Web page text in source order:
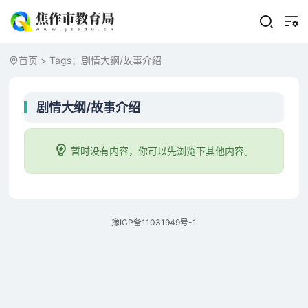
首页 > Tags：剧情大纲/故事介绍
剧情大纲/故事介绍
暂时没有内容，你可以先浏览下其他内容。
豫ICP备11031949号-1